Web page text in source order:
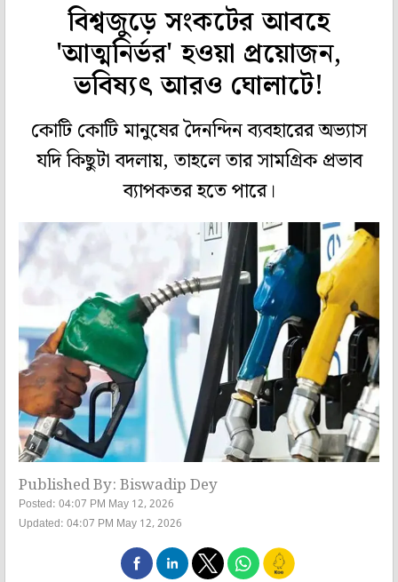
বিশ্বজুড়ে সংকটের আবহে
'আত্মনির্ভর' হওয়া প্রয়োজন,
ভবিষ্যৎ আরও ঘোলাটে!
কোটি কোটি মানুষের দৈনন্দিন ব্যবহারের অভ্যাস
যদি কিছুটা বদলায়, তাহলে তার সামগ্রিক প্রভাব
ব্যাপকতর হতে পারে।
Published By: Biswadip Dey
Posted: 04:07 PM May 12, 2026
Updated: 04:07 PM May 12, 2026